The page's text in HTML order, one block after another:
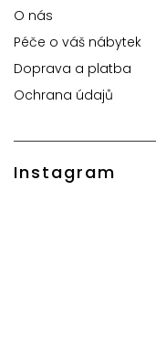
O nás
Péče o váš nábytek
Doprava a platba
Ochrana údajů
Instagram